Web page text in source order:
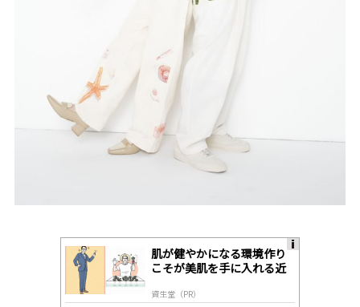
肌が健やかになる環境作り
こそが美肌を手に入れる近
資生堂（PR）